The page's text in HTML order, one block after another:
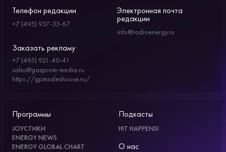
Телефон редакции
+7 (495) 937-33-67
Электронная почта
редакции
info@radioenergy.ru
Заказать рекламу
+7 (495) 921-40-41
sales@gazprom-media.ru
https://gpmsaleshouse.ru/
Программы
JOYСТИКИ
ENERGY NEWS
ENERGY GLOBAL CHART
Подкасты
HIT HAPPENS!
О нас